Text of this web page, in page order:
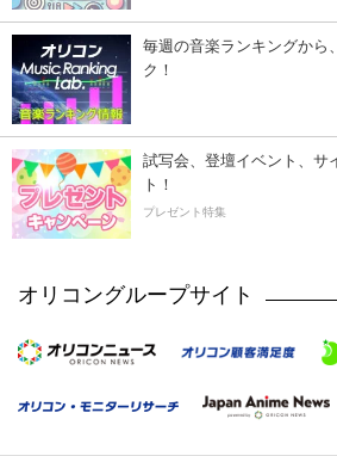
毎週の音楽ランキングから
ク！
試写会、登壇イベント、サ
ト！
プレゼント特集
オリコングループサイト